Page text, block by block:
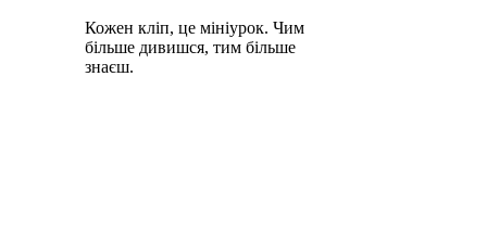
Кожен кліп, це мініурок. Чим
більше дивишся, тим більше
знаєш.